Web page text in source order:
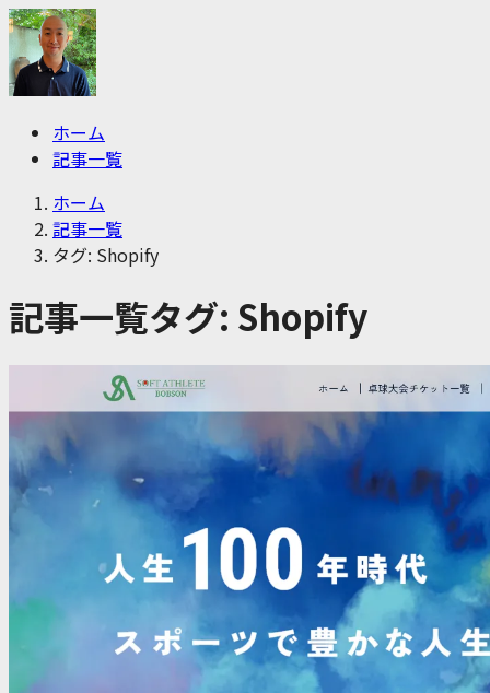
ホーム
記事一覧
ホーム
記事一覧
タグ: Shopify
記事一覧タグ: Shopify